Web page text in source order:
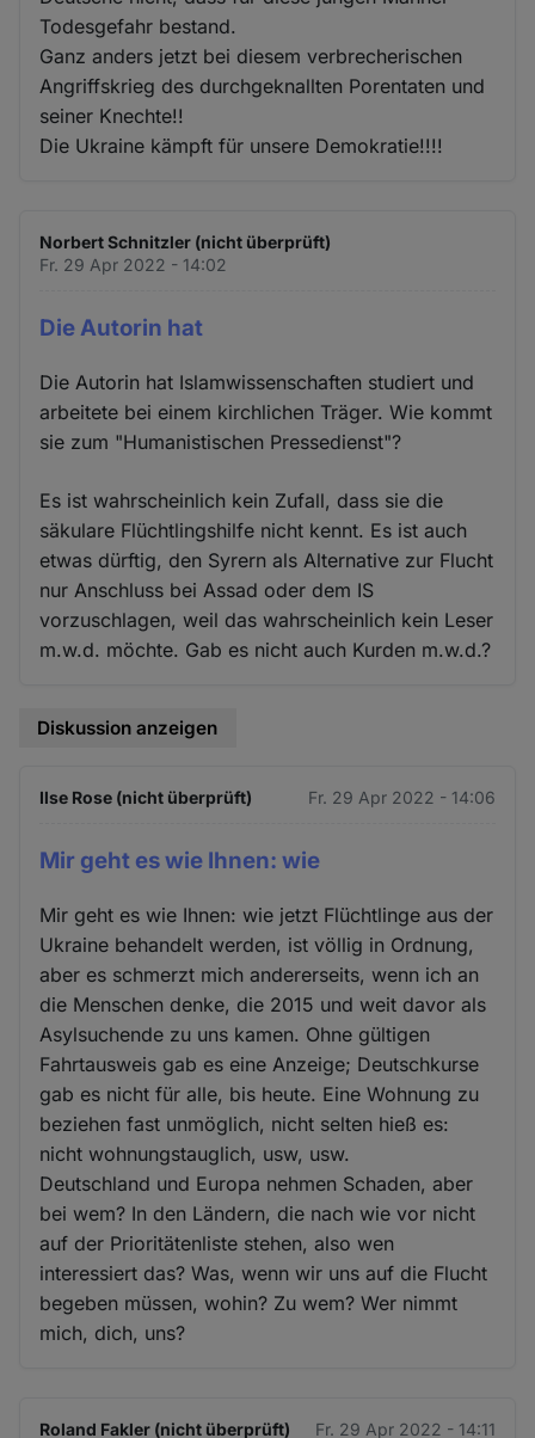
Todesgefahr bestand.
Ganz anders jetzt bei diesem verbrecherischen
Angriffskrieg des durchgeknallten Porentaten und
seiner Knechte!!
Die Ukraine kämpft für unsere Demokratie!!!!
Norbert Schnitzler (nicht überprüft)
Fr. 29 Apr 2022 - 14:02
Die Autorin hat
Die Autorin hat Islamwissenschaften studiert und
arbeitete bei einem kirchlichen Träger. Wie kommt
sie zum "Humanistischen Pressedienst"?
Es ist wahrscheinlich kein Zufall, dass sie die
säkulare Flüchtlingshilfe nicht kennt. Es ist auch
etwas dürftig, den Syrern als Alternative zur Flucht
nur Anschluss bei Assad oder dem IS
vorzuschlagen, weil das wahrscheinlich kein Leser
m.w.d. möchte. Gab es nicht auch Kurden m.w.d.?
Diskussion anzeigen
Ilse Rose (nicht überprüft) Fr. 29 Apr 2022 - 14:06
Mir geht es wie Ihnen: wie
Mir geht es wie Ihnen: wie jetzt Flüchtlinge aus der
Ukraine behandelt werden, ist völlig in Ordnung,
aber es schmerzt mich andererseits, wenn ich an
die Menschen denke, die 2015 und weit davor als
Asylsuchende zu uns kamen. Ohne gültigen
Fahrtausweis gab es eine Anzeige; Deutschkurse
gab es nicht für alle, bis heute. Eine Wohnung zu
beziehen fast unmöglich, nicht selten hieß es:
nicht wohnungstauglich, usw, usw.
Deutschland und Europa nehmen Schaden, aber
bei wem? In den Ländern, die nach wie vor nicht
auf der Prioritätenliste stehen, also wen
interessiert das? Was, wenn wir uns auf die Flucht
begeben müssen, wohin? Zu wem? Wer nimmt
mich, dich, uns?
Roland Fakler (nicht überprüft) Fr. 29 Apr 2022 - 14:11